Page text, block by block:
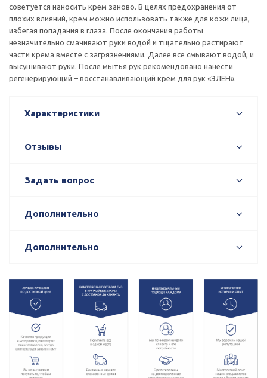
советуется наносить крем заново. В целях предохранения от
плохих влияний, крем можно использовать также для кожи лица,
избегая попадания в глаза. После окончания работы
незначительно смачивают руки водой и тщательно растирают
части крема вместе с загрязнениями. Далее все смывают водой, и
высушивают руки. После мытья рук рекомендовано нанести
регенерирующий – восстанавливающий крем для рук «ЭЛЕН».
Характеристики
Отзывы
Задать вопрос
Дополнительно
Дополнительно